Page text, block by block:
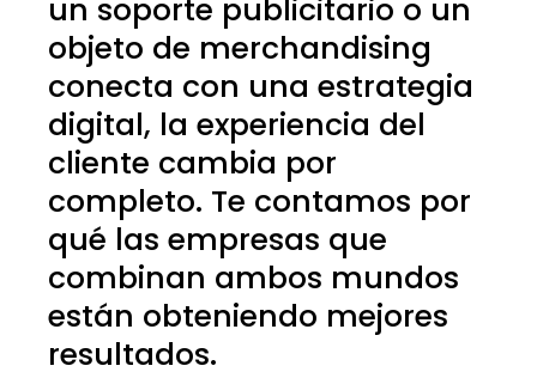
un soporte publicitario o un
objeto de merchandising
conecta con una estrategia
digital, la experiencia del
cliente cambia por
completo. Te contamos por
qué las empresas que
combinan ambos mundos
están obteniendo mejores
resultados.